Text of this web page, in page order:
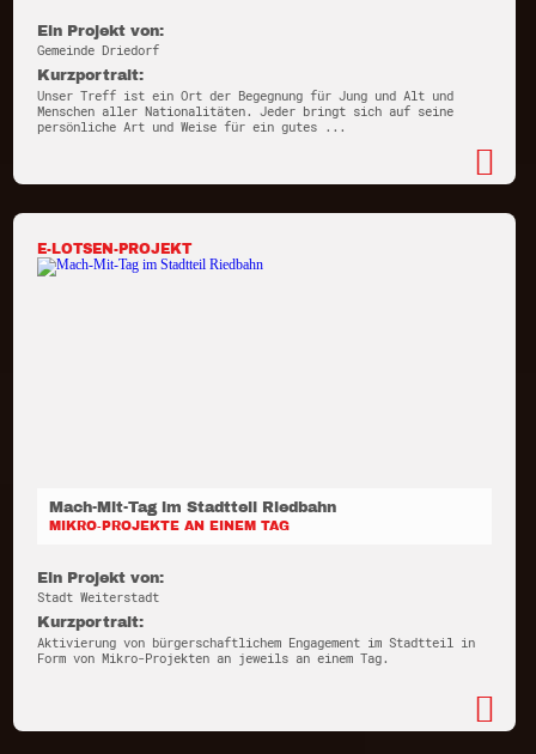
Ein Projekt von:
Gemeinde Driedorf
Kurzportrait:
Unser Treff ist ein Ort der Begegnung für Jung und Alt und
Menschen aller Nationalitäten. Jeder bringt sich auf seine
persönliche Art und Weise für ein gutes ...
E-LOTSEN-PROJEKT
Mach-Mit-Tag im Stadtteil Riedbahn
MIKRO-PROJEKTE AN EINEM TAG
Ein Projekt von:
Stadt Weiterstadt
Kurzportrait:
Aktivierung von bürgerschaftlichem Engagement im Stadtteil in
Form von Mikro-Projekten an jeweils an einem Tag.